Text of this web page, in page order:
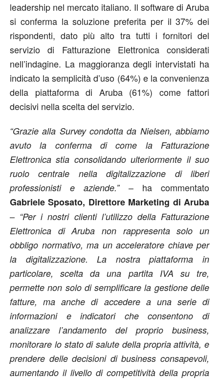
leadership nel mercato italiano. Il software di Aruba
si conferma la soluzione preferita per il 37% dei
rispondenti, dato più alto tra tutti i fornitori del
servizio di Fatturazione Elettronica considerati
nell’indagine. La maggioranza degli intervistati ha
indicato la semplicità d’uso (64%) e la convenienza
della piattaforma di Aruba (61%) come fattori
decisivi nella scelta del servizio.
“Grazie alla Survey condotta da Nielsen, abbiamo
avuto la conferma di come la Fatturazione
Elettronica stia consolidando ulteriormente il suo
ruolo centrale nella digitalizzazione di liberi
professionisti e aziende.”– ha commentato
Gabriele Sposato, Direttore Marketing di Aruba
– “Per i nostri clienti l’utilizzo della Fatturazione
Elettronica di Aruba non rappresenta solo un
obbligo normativo, ma un acceleratore chiave per
la digitalizzazione. La nostra piattaforma in
particolare, scelta da una partita IVA su tre,
permette non solo di semplificare la gestione delle
fatture, ma anche di accedere a una serie di
informazioni e indicatori che consentono di
analizzare l’andamento del proprio business,
monitorare lo stato di salute della propria attività, e
prendere delle decisioni di business consapevoli,
aumentando il livello di competitività della propria